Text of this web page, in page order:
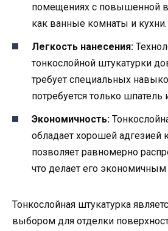
помещениях с повышенной
как ванные комнаты и кухни.
Легкость нанесения:
тонкослойной штукатурки
требует специальных
потребуется только шпатель
Экономичность:
обладает хорошей адгезией
позволяет равномерно
что делает его
Тонкослойная штукатурка
выбором для отделки